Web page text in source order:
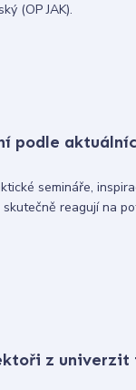
(OP JAK).
podle
semináře,
reagují na
z univerzit